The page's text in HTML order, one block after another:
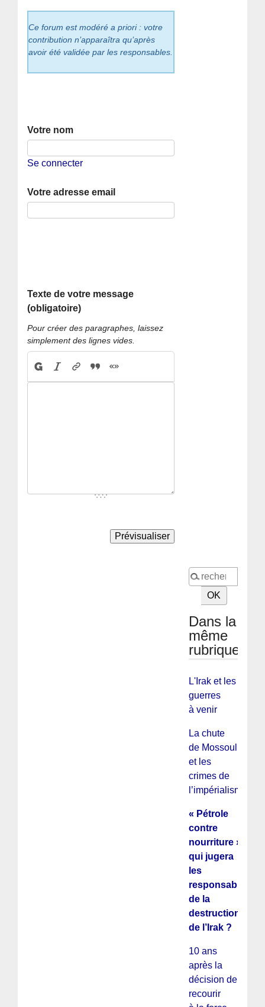
Ce forum est modéré a priori : votre
contribution n’apparaîtra qu’après
avoir été validée par les responsables.
Votre nom
Se connecter
Votre adresse email
Texte de votre message
(obligatoire)
Pour créer des paragraphes, laissez
simplement des lignes vides.
Dans la
même
rubrique
L'Irak et les
guerres
à venir
La chute
de Mossoul
et les
crimes de
l’impérialisme
« Pétrole
contre
nourriture » :
qui jugera
les
responsables
de la
destruction
de l’Irak ?
10 ans
après la
décision de
recourir